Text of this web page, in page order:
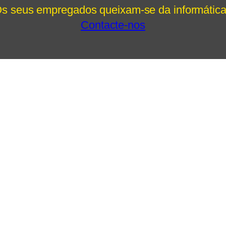
seus empregados queixam-se da
Contacte-nos